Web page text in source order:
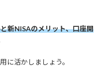
新NISAのメリット、口座開
に活かしましょう。